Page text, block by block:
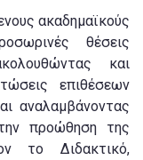
ακαδημαϊκούς
θέσεις
και
επιθέσεων
αναλαμβάνοντας
προώθηση της
το Διδακτικό,